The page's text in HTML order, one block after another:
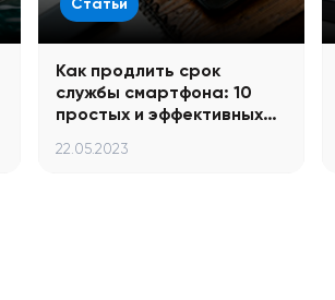
Статьи
Как продлить срок
службы смартфона: 10
простых и эффективных…
22.05.2023